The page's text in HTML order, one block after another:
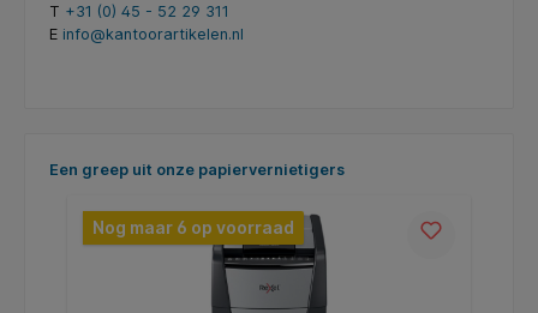
T +31 (0) 45 - 52 29 311
E info@kantoorartikelen.nl
Productgalerij overslaan
Een greep uit onze papiervernietigers
Nog maar 6 op voorraad